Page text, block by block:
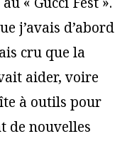
j’avais d’abord
cru que la
aider, voire
à outils pour
de nouvelles